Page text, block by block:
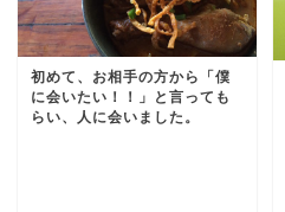
初めて、お相手の方から「僕
に会いたい！！」と言っても
らい、人に会いました。